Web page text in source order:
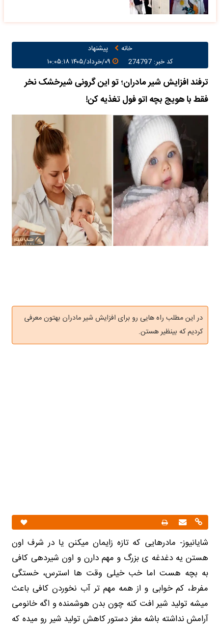
خانه
پیشنهاد
کد خبر: 274797
ترفند افزایش شیر مادران؛ تو این گرونی شیرخشک نخر
فقط با هویج بچه اتو فول تغذیه کن!
در این مطلب راه هایی رو برای افزایش شیر مادران بهتون معرفی
کردیم که بینظیر هستن.
شایانیوز- مادرهایی که تازه زایمان میکنن یا در شرف اون
هستن یه دغدغه ی بزرگ و مهم دارن و اون شیردهی کافی
به بچه هست اما خب خیلی وقت‌ ها استرس، خستگی
مفرط، کم‌ خوابی و از همه مهم‌ تر آب نخوردن کافی باعث
میشه تولید شیر افت کنه چون بدن هوشمنده و اگه خانومی
آرامش نداشته باشه مغز دستور کاهش تولید شیر رو میده که